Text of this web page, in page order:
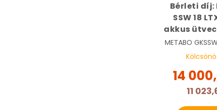
Bérleti díj:
SSW 18
akkus
| METABO
METABO
14
11